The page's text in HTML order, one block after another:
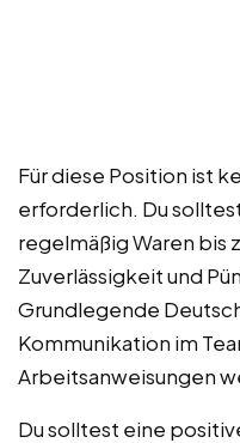
Für diese Position ist
erforderlich. Du
regelmäßig Waren bis
Zuverlässigkeit und
Grundlegende
Kommunikation im
Arbeitsanweisungen
Du solltest eine